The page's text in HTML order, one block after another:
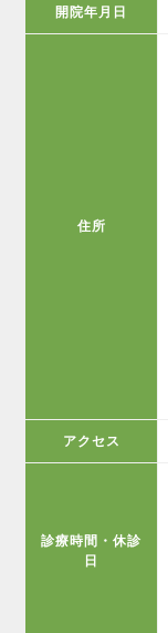
開院年月日
住所
アクセス
診療時間・休診
日